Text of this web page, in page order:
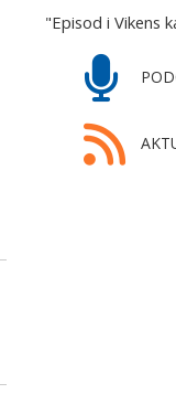
"Episod i Vikens